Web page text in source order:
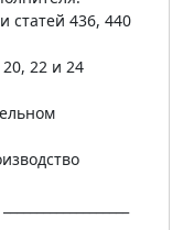
статей 436, 440
20, 22 и 24